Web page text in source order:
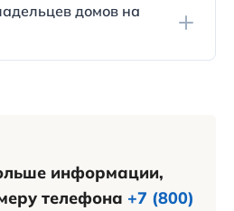
изучать район перед
более свежие
домов на
информации,
телефона +7 (800)